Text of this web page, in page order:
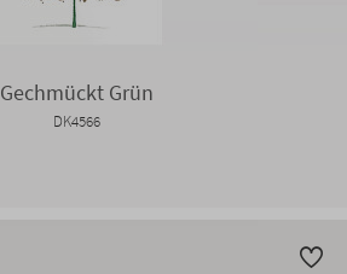
Gechmückt Grün
DK4566